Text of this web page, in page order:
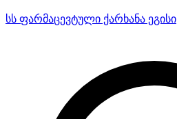
სს ფარმაცევტული ქარხანა ეგისი